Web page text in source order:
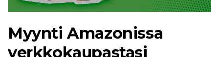
Kuuntele
Myynti Amazonissa
verkkokaupastasi